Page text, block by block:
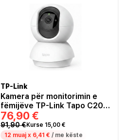
TP-Link
Kamera për monitorimin e
fëmijëve TP-Link Tapo C200
V5 Indoor Pan/Tilt Wi-Fi -
Bardhë
76,90 €
91,90 €Kurse 15,00 €
12 muaj x 6,41 € / me këste